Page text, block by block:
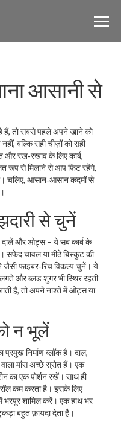
आसानी से
हैं, तो सबसे पहले अपने खाने को
बल्कि सही चीज़ों को सही
और रख‑रखाव के लिए कार्ब,
रूप से मिलाने से आप फिट रहेंगे,
चलिए, आसान‑आसान कदमों से
से चुनें
दालें और ओट्स – ये सब कार्ब के
सफेद चावल या मीठे बिस्कुट की
जैसी फाइबर‑रिच विकल्प चुनें। ये
और ब्लड शुगर भी स्थिर रहती
है, तो अपने नाश्ते में ओट्स या
न भूलें
प्रमुख निर्माण ब्लॉक है। दाल,
मांस अच्छे स्रोत हैं। एक
का एक पोर्शन रखें। साथ ही
कम करता है। इसके लिए
भरपूर शामिल करें। एक हाथ भर
बहुत फ़ायदा देता है।